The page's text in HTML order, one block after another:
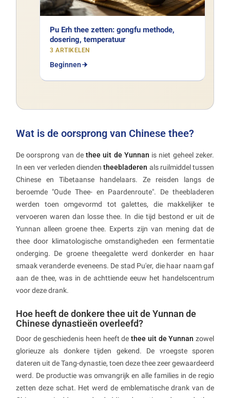
Pu Erh thee zetten: gongfu methode,
dosering, temperatuur
3 ARTIKELEN
Beginnen
Wat is de oorsprong van Chinese thee?
De oorsprong van dethee uit de Yunnan is niet geheel zeker.
In een ver verleden diendentheebladeren als ruilmiddel tussen
Chinese en Tibetaanse handelaars. Ze reisden langs de
beroemde "Oude Thee- en Paardenroute". De theebladeren
werden toen omgevormd tot galettes, die makkelijker te
vervoeren waren dan losse thee. In die tijd bestond er uit de
Yunnan alleen groene thee. Experts zijn van mening dat de
thee door klimatologische omstandigheden een fermentatie
onderging. De groene theegalette werd donkerder en haar
smaak veranderde eveneens. De stad Pu'er, die haar naam gaf
aan de thee, was in de achttiende eeuw het handelscentrum
voor deze drank.
Hoe heeft de donkere thee uit de Yunnan de
Chinese dynastieën overleefd?
Door de geschiedenis heen heeft dethee uit de Yunnan zowel
glorieuze als donkere tijden gekend. De vroegste sporen
dateren uit de Tang-dynastie, toen deze thee zeer gewaardeerd
werd. De productie was omvangrijk en alle families in de regio
zetten deze schat. Het werd de emblematische drank van de